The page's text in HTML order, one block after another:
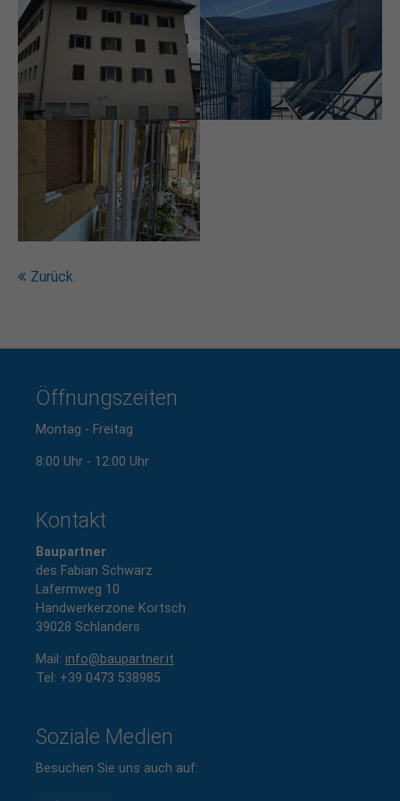
Drop us a line
info@yourdomain.com
About us
Lorem ipsum dolor sit amet, consectetuer
adipiscing elit.
Aenean commodo ligula eget dolor. Aenean massa.
Cum sociis natoque penatibus et magnis dis
parturient montes, nascetur ridiculus mus. Donec
quam felis, ultricies nec.
Zurück
Öffnungszeiten
Montag - Freitag
8:00 Uhr - 12:00 Uhr
Kontakt
Baupartner
des Fabian Schwarz
Lafermweg 10
Handwerkerzone Kortsch
39028 Schlanders
Mail: info@baupartner.it
Tel: +39 0473 538985
Soziale Medien
Besuchen Sie uns auch auf: